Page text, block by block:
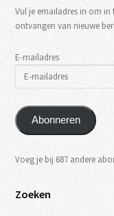
Vul je emailadres in om
ontvangen van nieuwe
E-mailadres
Abonneren
Voeg je bij 687 andere
Zoeken